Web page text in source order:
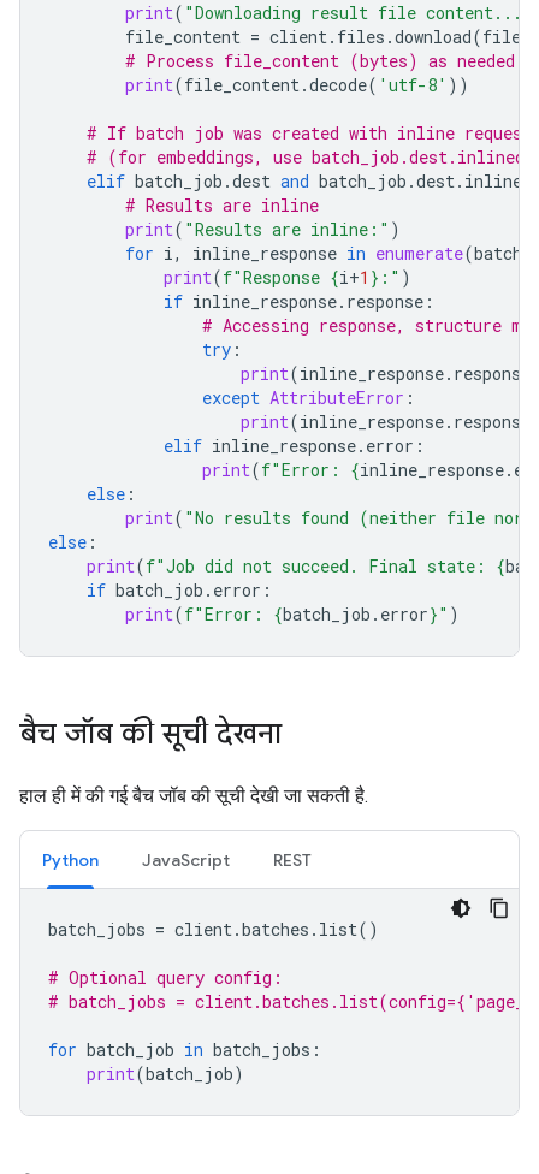
print( "Downloading result file content..."
file_content = client. files .download(file
# Process file_content (bytes) as needed
print(file_content.decode( 'utf-8' ))
# If batch job was created with inline request
# (for embeddings, use
elif batch_job .dest and batch_job .dest.
# Results are inline
print( "Results are inline:" )
for i, inline_response in enumerate(
print(f"Response {i+1 } :" )
if inline_response. response :
# Accessing response, structure
try :
print(inline_response. response
except AttributeError :
print(inline_response. response
elif inline_response. error :
print(f"Error: {inline_response.
else :
print( "No results found (neither file
else :
print(f"Job did not succeed. Final state: {
if batch_job . error :
print(f"Error: {batch_job . error}" )
बैच जॉब की सूची देखना
हाल ही में की गई बैच जॉब की सूची देखी जा सकती है.
Python JavaScript REST
batch_jobs = client.batches . list()
# Optional query config:
# batch_jobs =
for batch_job in batch_jobs :
print(batch_job)